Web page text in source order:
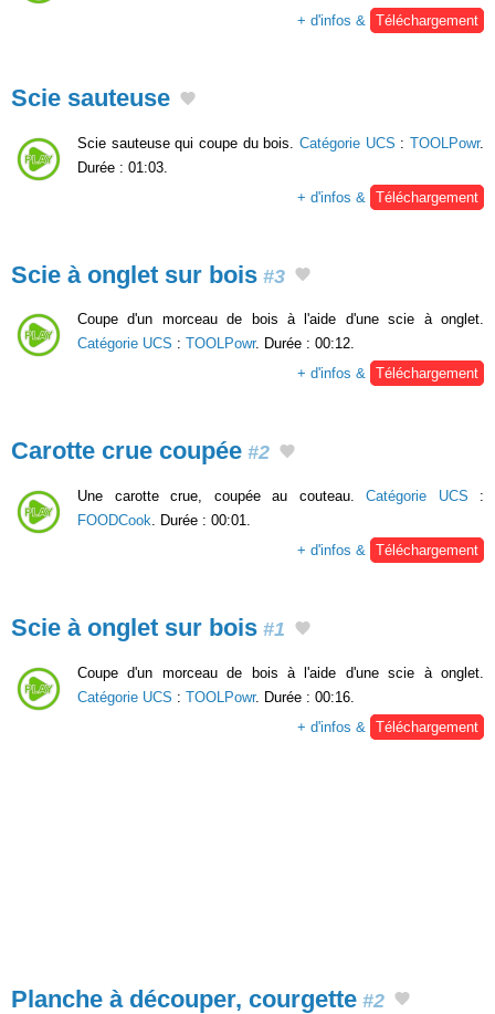
+ d'infos &
Téléchargement
Scie sauteuse
Scie sauteuse qui coupe du bois. Catégorie UCS :TOOLPowr.
Durée : 01:03.
+ d'infos &
Téléchargement
Scie à onglet sur bois #3
Coupe d'un morceau de bois à l'aide d'une scie à onglet.
Catégorie UCS : TOOLPowr. Durée : 00:12.
+ d'infos & Téléchargement
Carotte crue coupée #2
Une carotte crue, coupée au couteau. Catégorie UCS :
FOODCook . Durée : 00:01.
+ d'infos &
Téléchargement
Scie à onglet sur bois #1
Coupe d'un morceau de bois à l'aide d'une scie à onglet.
Catégorie UCS : TOOLPowr. Durée : 00:16.
+ d'infos &
Téléchargement
Planche à découper, courgette #2